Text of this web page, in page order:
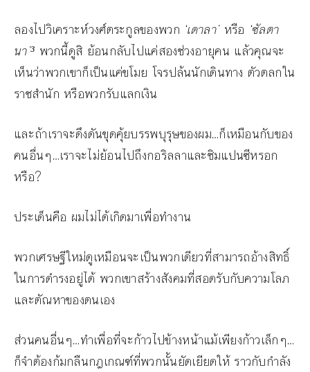
ลองไปวิเคราะห์วงศ์ตระกูลของพวก ‘เดาลา’หรือ ‘ซัลตา
นา’³ พวกนี้ดูสิ ย้อนกลับไปแค่สองช่วงอายุคน แล้วคุณจะ
เห็นว่าพวกเขาก็เป็นแค่ขโมย โจรปล้นนักเดินทาง ตัวตลกใน
ราชสำนัก หรือพวกรับแลกเงิน
และถ้าเราจะดึงดันขุดคุ้ยบรรพบุรุษของผม…ก็เหมือนกับของ
คนอื่นๆ…เราจะไม่ย้อนไปถึงกอริลลาและชิมแปนซีหรอก
หรือ?
ประเด็นคือ ผมไม่ได้เกิดมาเพื่อทำงาน
พวกเศรษฐีใหม่ดูเหมือนจะเป็นพวกเดียวที่สามารถอ้างสิทธิ์
ในการดำรงอยู่ได้ พวกเขาสร้างสังคมที่สอดรับกับความโลภ
และตัณหาของตนเอง
ส่วนคนอื่นๆ…ทำเพื่อที่จะก้าวไปข้างหน้าแม้เพียงก้าวเล็กๆ…
ก็จำต้องก้มกลืนกฎเกณฑ์ที่พวกนั้นยัดเยียดให้ ราวกับกำลัง